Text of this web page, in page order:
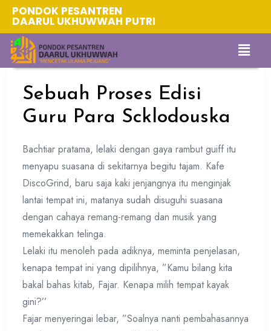
PONDOK PESANTREN
DAARUL UKHUWWAH PUTRI
Sebuah Proses Edisi
Guru Para Scklodouska
Bachtiar pratama, lelaki dengan gaya rambut guiff itu
menyapu suasana di sekitarnya begitu tajam. Kafe
DiscoGrind, baru saja kaki jenjangnya itu menginjak
lantai tempat ini, matanya sudah disuguhi suasana
dengan cahaya remang-remang dan musik yang
memekakkan telinga.
Lelaki itu menoleh pada adiknya, meminta penjelasan,
kenapa tempat ini yang dipilihnya, ”Kamu bilang kita
bakal bahas kitab, Fajar. Kenapa milih tempat kayak
gini?’’
Fajar menyeringai lebar, ”Soalnya nanti pembahasannya